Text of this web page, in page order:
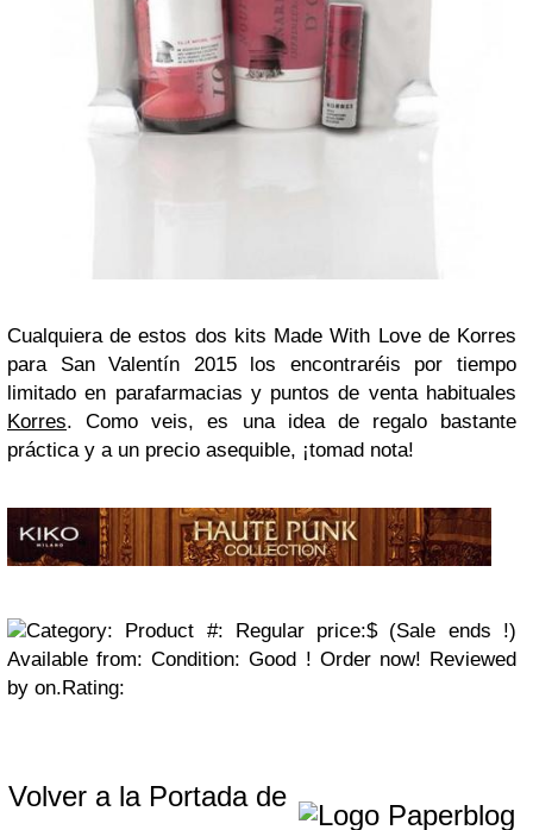
Cualquiera de estos dos kits Made With Love de Korres
para San Valentín 2015 los encontraréis por tiempo
limitado en parafarmacias y puntos de venta habituales
Korres. Como veis, es una idea de regalo bastante
práctica y a un precio asequible, ¡tomad nota!
Category: Product #:
Regular price:$ (Sale ends !)
Available from: Condition:Good ! Order now! Reviewed
by on.Rating:
Volver a la Portada de